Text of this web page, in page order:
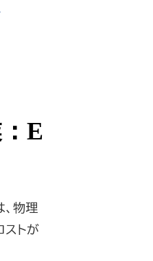
E
、物理
ストが